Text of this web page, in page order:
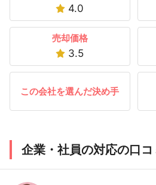
4.0
売却価格
3.5
この会社を選んだ決め手
企業・社員の対応の口コ